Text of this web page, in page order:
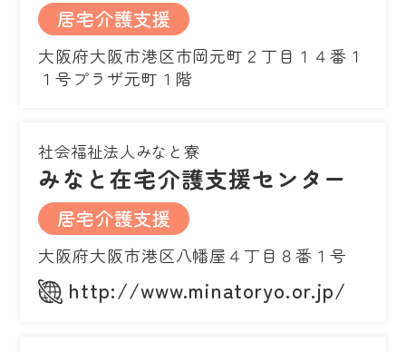
居宅介護支援
大阪府大阪市港区市岡元町２丁目１４番１
１号プラザ元町１階
社会福祉法人みなと寮
みなと在宅介護支援センター
居宅介護支援
大阪府大阪市港区八幡屋４丁目８番１号
http://www.minatoryo.or.jp/